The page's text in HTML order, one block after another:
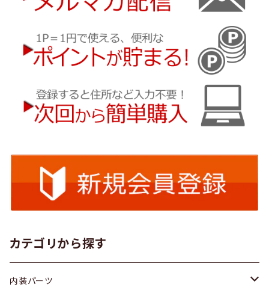
カテゴリから探す
内装パーツ